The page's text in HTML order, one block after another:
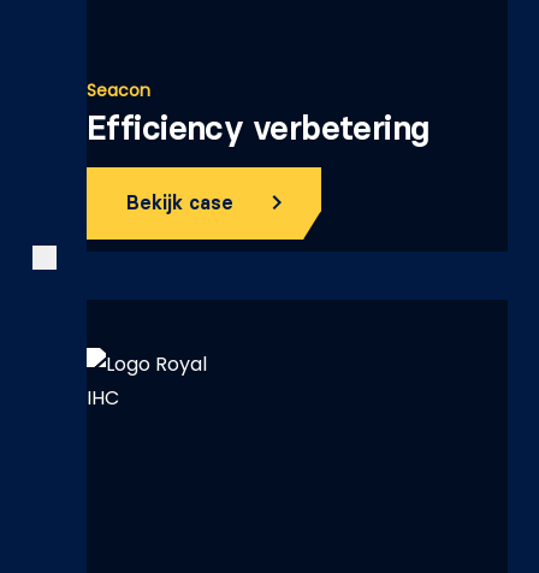
Seacon
Efficiency verbetering
Bekijk case